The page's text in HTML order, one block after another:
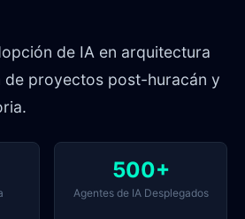
de IA en arquitectura
de proyectos post-huracán y
500+
Agentes de IA Desplegados